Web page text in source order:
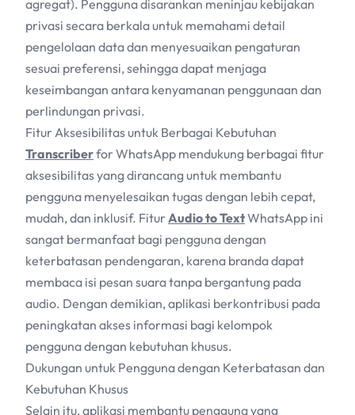
agregat). Pengguna disarankan meninjau kebijakan
privasi secara berkala untuk memahami detail
pengelolaan data dan menyesuaikan pengaturan
sesuai preferensi, sehingga dapat menjaga
keseimbangan antara kenyamanan penggunaan dan
perlindungan privasi.
Fitur Aksesibilitas untuk Berbagai Kebutuhan
Transcriberfor WhatsApp mendukung berbagai fitur
aksesibilitas yang dirancang untuk membantu
pengguna menyelesaikan tugas dengan lebih cepat,
mudah, dan inklusif. Fitur Audio to TextWhatsApp ini
sangat bermanfaat bagi pengguna dengan
keterbatasan pendengaran, karena branda dapat
membaca isi pesan suara tanpa bergantung pada
audio. Dengan demikian, aplikasi berkontribusi pada
peningkatan akses informasi bagi kelompok
pengguna dengan kebutuhan khusus.
Dukungan untuk Pengguna dengan Keterbatasan dan
Kebutuhan Khusus
Selain itu, aplikasi membantu pengguna yang